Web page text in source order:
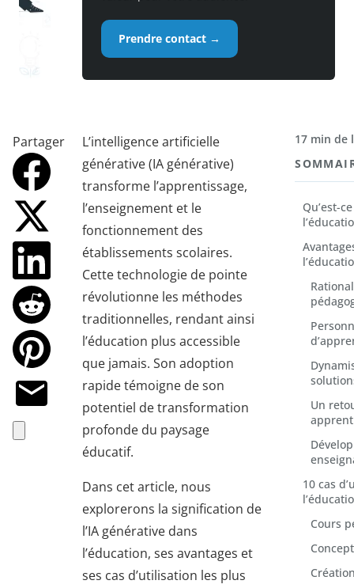
Prendre contact →
Partager
L’intelligence artificielle
générative (IA générative)
transforme l’apprentissage,
l’enseignement et le
fonctionnement des
établissements scolaires.
Cette technologie de pointe
révolutionne les méthodes
traditionnelles, rendant ainsi
l’éducation plus accessible
que jamais. Son adoption
rapide témoigne de son
potentiel de transformation
profonde du paysage
éducatif.
Dans cet article, nous
explorerons la signification de
l’IA générative dans
l’éducation, ses avantages et
ses cas d’utilisation les plus
17 min de
Qu’est-
Un
10 cas
Cours